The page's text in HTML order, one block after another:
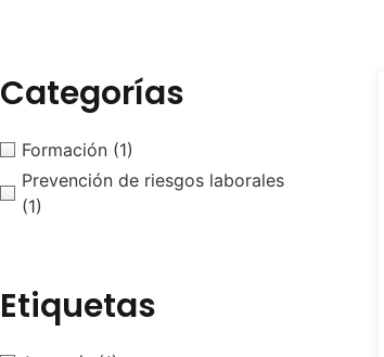
Categorías
Formación (1)
Prevención de riesgos laborales
(1)
Etiquetas